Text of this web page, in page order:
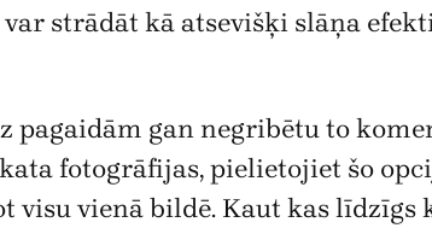
strādāt kā atsevišķi slāņa
pagaidām gan negribētu to
fotogrāfijas, pielietojiet šo
visu vienā bildē. Kaut kas